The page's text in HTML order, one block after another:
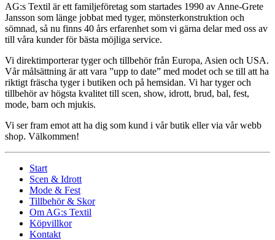
AG:s Textil är ett familjeföretag som startades 1990 av Anne-Grete
Jansson som länge jobbat med tyger, mönsterkonstruktion och
sömnad, så nu finns 40 års erfarenhet som vi gärna delar med oss av
till våra kunder för bästa möjliga service.
Vi direktimporterar tyger och tillbehör från Europa, Asien och USA.
Vår målsättning är att vara ”upp to date” med modet och se till att ha
riktigt fräscha tyger i butiken och på hemsidan. Vi har tyger och
tillbehör av högsta kvalitet till scen, show, idrott, brud, bal, fest,
mode, barn och mjukis.
Vi ser fram emot att ha dig som kund i vår butik eller via vår webb
shop. Välkommen!
Start
Scen & Idrott
Mode & Fest
Tillbehör & Skor
Om AG:s Textil
Köpvillkor
Kontakt